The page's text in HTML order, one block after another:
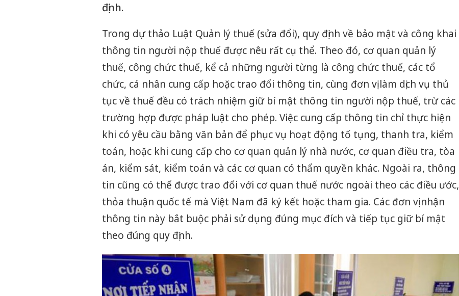
định.
Trong dự thảo Luật Quản lý thuế (sửa đổi), quy định về bảo mật và công khai
thông tin người nộp thuế được nêu rất cụ thể. Theo đó, cơ quan quản lý
thuế, công chức thuế, kể cả những người từng là công chức thuế, các tổ
chức, cá nhân cung cấp hoặc trao đổi thông tin, cùng đơn vị làm dịch vụ thủ
tục về thuế đều có trách nhiệm giữ bí mật thông tin người nộp thuế, trừ các
trường hợp được pháp luật cho phép. Việc cung cấp thông tin chỉ thực hiện
khi có yêu cầu bằng văn bản để phục vụ hoạt động tố tụng, thanh tra, kiểm
toán, hoặc khi cung cấp cho cơ quan quản lý nhà nước, cơ quan điều tra, tòa
án, kiểm sát, kiểm toán và các cơ quan có thẩm quyền khác. Ngoài ra, thông
tin cũng có thể được trao đổi với cơ quan thuế nước ngoài theo các điều ước,
thỏa thuận quốc tế mà Việt Nam đã ký kết hoặc tham gia. Các đơn vị nhận
thông tin này bắt buộc phải sử dụng đúng mục đích và tiếp tục giữ bí mật
theo đúng quy định.